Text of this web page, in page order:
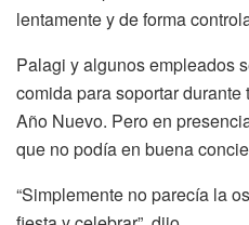
lentamente y de forma
Palagi y algunos empleados
comida para soportar
Año Nuevo. Pero en
que no podía en buena
“Simplemente no parecía la